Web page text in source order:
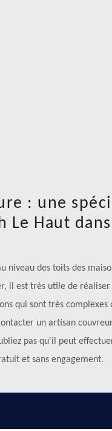
: une
Le Haut
niveau des toits des
il est très utile de
qui sont très complexes
un artisan
pas qu'il peut
et sans engagement.